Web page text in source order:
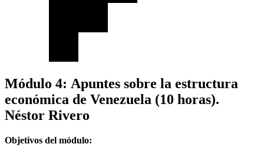
Módulo 4: Apuntes sobre la estructura
económica de Venezuela (10 horas).
Néstor Rivero
Objetivos del módulo: